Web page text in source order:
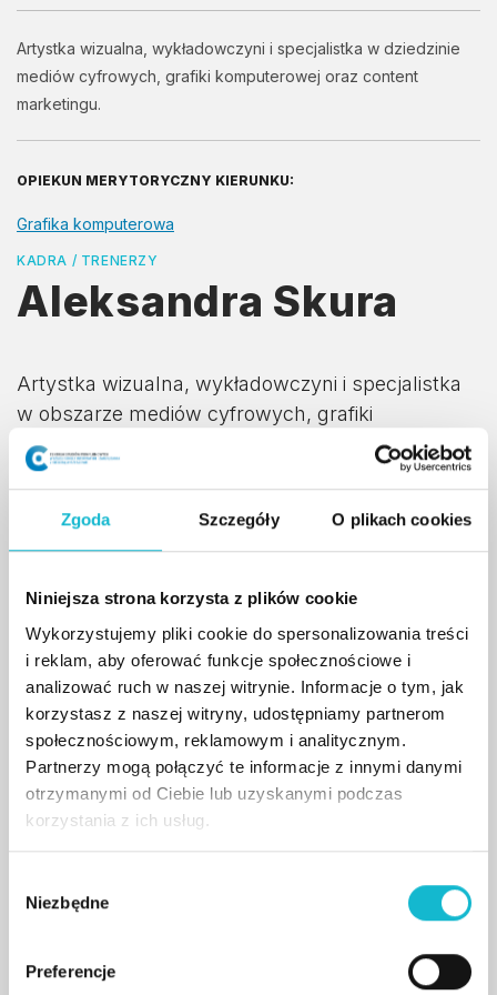
Zgoda Szczegóły O plikach cookies
Niniejsza strona korzysta z plików cookie
Wykorzystujemy pliki cookie do spersonalizowania treści
i reklam, aby oferować funkcje społecznościowe i
analizować ruch w naszej witrynie. Informacje o tym, jak
korzystasz z naszej witryny, udostępniamy partnerom
społecznościowym, reklamowym i analitycznym.
Partnerzy mogą połączyć te informacje z innymi danymi
otrzymanymi od Ciebie lub uzyskanymi podczas
korzystania z ich usług.
Niezbędne
Preferencje
Artystka wizualna, wykładowczyni i specjalistka w dziedzinie
mediów cyfrowych, grafiki komputerowej oraz content
marketingu.
OPIEKUN MERYTORYCZNY KIERUNKU:
Grafika komputerowa
KADRA / TRENERZY
Aleksandra Skura
Artystka wizualna, wykładowczyni i specjalistka
w obszarze mediów cyfrowych, grafiki
komputerowej oraz content marketingu. Na co
dzień związana jest z Kolegium Mediów i
Informatyki i Zarządzania w Rzeszowie. Pełni tam
Nowe Media. Jest również opiekunem
merytorycznym w Centrum Studiów
Podyplomowych na kierunku Grafika
Komputerowa.
Posiada prestiżowy certyfikat DIMAQ
Professional, a w ramach działalności na uczelni
odpowiada za funkcjonowanie Centrum
Egzaminacyjnego DIMAQ. Uczestniczy w
branżowych wydarzeniach i konferencjach
poświęconych grafice i marketingowi cyfrowemu.
Dzieli się doświadczeniem z zakresu strategii
w social mediach.